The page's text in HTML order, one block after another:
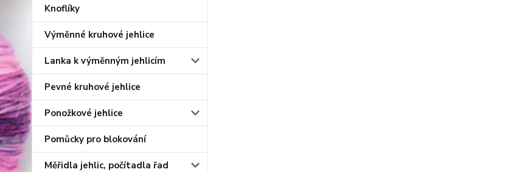
Knoflíky
Výměnné kruhové jehlice
Lanka k výměnným jehlicím
Pevné kruhové jehlice
Ponožkové jehlice
Pomůcky pro blokování
Měřidla jehlic, počítadla řad